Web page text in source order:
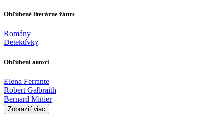
Obľúbené literárne žánre
Romány
Detektívky
Obľúbení autori
Elena Ferrante
Robert Galbraith
Bernard Minier
Zobraziť viac